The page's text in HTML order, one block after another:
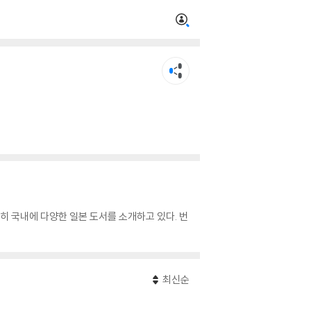
국내에 다양한 일본 도서를 소개하고 있다. 번
최신순